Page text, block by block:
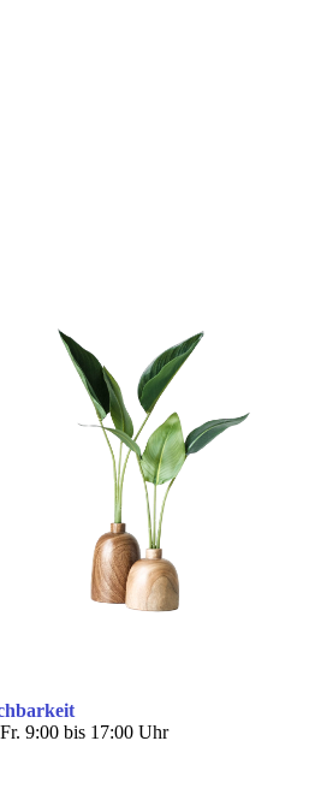
9:00 bis 17:00 Uhr